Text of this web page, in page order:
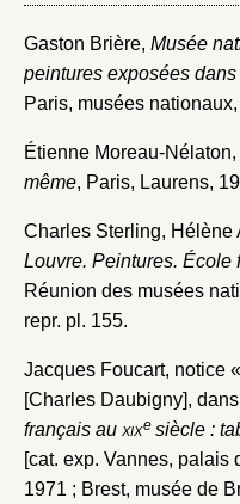
Gaston Brière, Musée
peintures exposées
Paris, musées
Étienne Moreau-Nélaton,
même, Paris, Laurens,
Charles Sterling, Hélène
Louvre. Peintures. École
Réunion des musées
repr. pl. 155.
Jacques Foucart, notice
[Charles Daubigny], dans
français au xixesiècle :
[cat. exp. Vannes, palais
1971 ; Brest, musée de
Valider
Nouveau
Créer et
Envoyer
Vous n'êtes pas encore inscrit
Vous avez oublié votre mot